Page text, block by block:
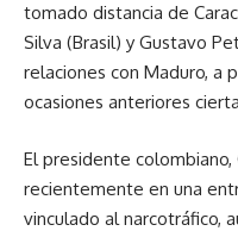
tomado distancia de
Silva (Brasil) y Gustavo
relaciones con Maduro, a
ocasiones anteriores
El presidente
recientemente en una
vinculado al narcotráfico,